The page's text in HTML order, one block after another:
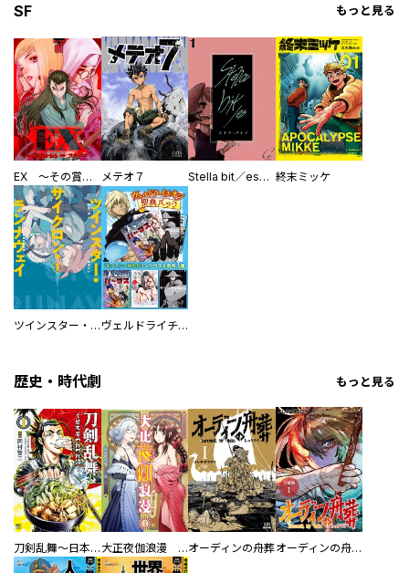
SF もっと見る
EX ～その賞金稼ぎは、世界の出口を探す～【単行本版】 メテオ７ Stella bit／es【単話版】 終末ミッケ
ツインスター・サイクロン・ランナウェイ ヴェルドライチオシ聖典パック 『転スラ』ミニ画集付き シリウス人気作３選
歴史・時代劇 もっと見る
刀剣乱舞～日本号つれづれ酒～ 大正夜伽浪漫 －金曜日の花嫁—オーディンの舟葬 オーディンの舟葬 分冊版